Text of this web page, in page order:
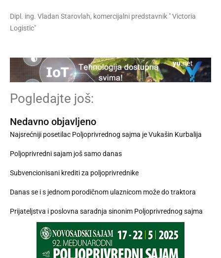
Dipl. ing. Vladan Starovlah, komercijalni predstavnik " Victoria
Logistic"
Pogledajte još:
Nedavno objavljeno
Najsrećniji posetilac Poljoprivrednog sajma je Vukašin Kurbalija
Poljoprivredni sajam još samo danas
Subvencionisani krediti za poljoprivrednike
Danas se i s jednom porodičnom ulaznicom može do traktora
Prijateljstva i poslovna saradnja sinonim Poljoprivrednog sajma